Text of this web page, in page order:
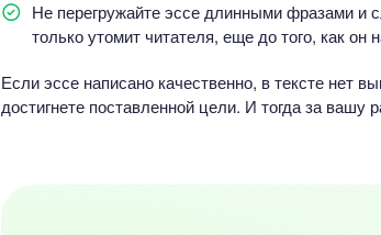
Не перегружайте эссе длинными фразами и
только утомит читателя, еще до того, как он
Если эссе написано качественно, в тексте нет
достигнете поставленной цели. И тогда за вашу